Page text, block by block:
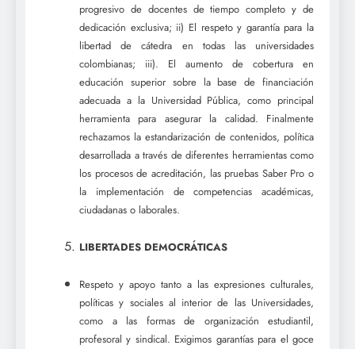
progresivo de docentes de tiempo completo y de
dedicación exclusiva; ii) El respeto y garantía para la
libertad de cátedra en todas las universidades
colombianas; iii). El aumento de cobertura en
educación superior sobre la base de financiación
adecuada a la Universidad Pública, como principal
herramienta para asegurar la calidad. Finalmente
rechazamos la estandarización de contenidos, política
desarrollada a través de diferentes herramientas como
los procesos de acreditación, las pruebas Saber Pro o
la implementación de competencias académicas,
ciudadanas o laborales.
LIBERTADES DEMOCRÁTICAS
Respeto y apoyo tanto a las expresiones culturales,
políticas y sociales al interior de las Universidades,
como a las formas de organización estudiantil,
profesoral y sindical. Exigimos garantías para el goce